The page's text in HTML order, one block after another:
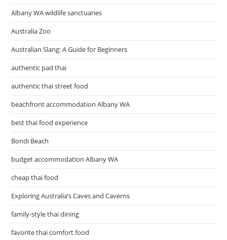
Albany WA wildlife sanctuaries
Australia Zoo
Australian Slang: A Guide for Beginners
authentic pad thai
authentic thai street food
beachfront accommodation Albany WA
best thai food experience
Bondi Beach
budget accommodation Albany WA
cheap thai food
Exploring Australia’s Caves and Caverns
family-style thai dining
favorite thai comfort food